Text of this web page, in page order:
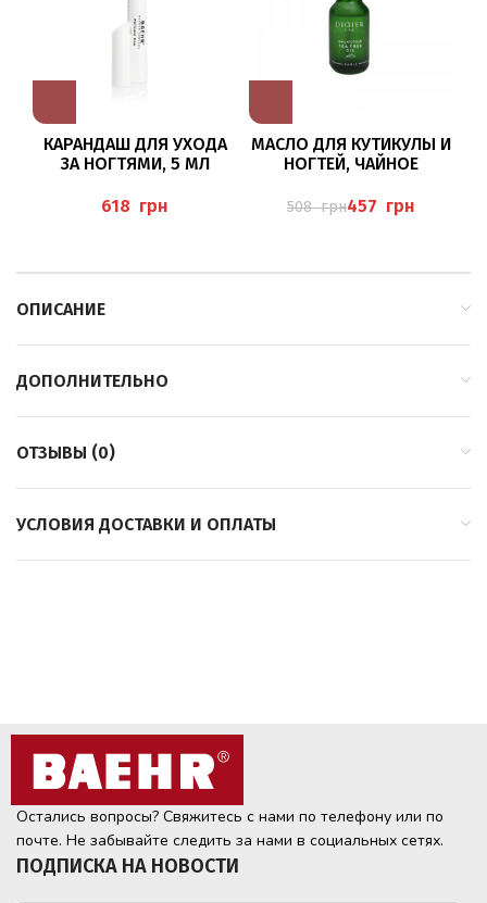
КАРАНДАШ ДЛЯ УХОДА
ЗА НОГТЯМИ, 5 МЛ
грн
МАСЛО ДЛЯ КУТИКУЛЫ И
НОГТЕЙ, ЧАЙНОЕ
508грн457 грн
ОПИСАНИЕ
ДОПОЛНИТЕЛЬНО
ОТЗЫВЫ (0)
УСЛОВИЯ ДОСТАВКИ И ОПЛАТЫ
Остались вопросы? Свяжитесь с нами по телефону или по
почте. Не забывайте следить за нами в социальных сетях.
ПОДПИСКА НА НОВОСТИ